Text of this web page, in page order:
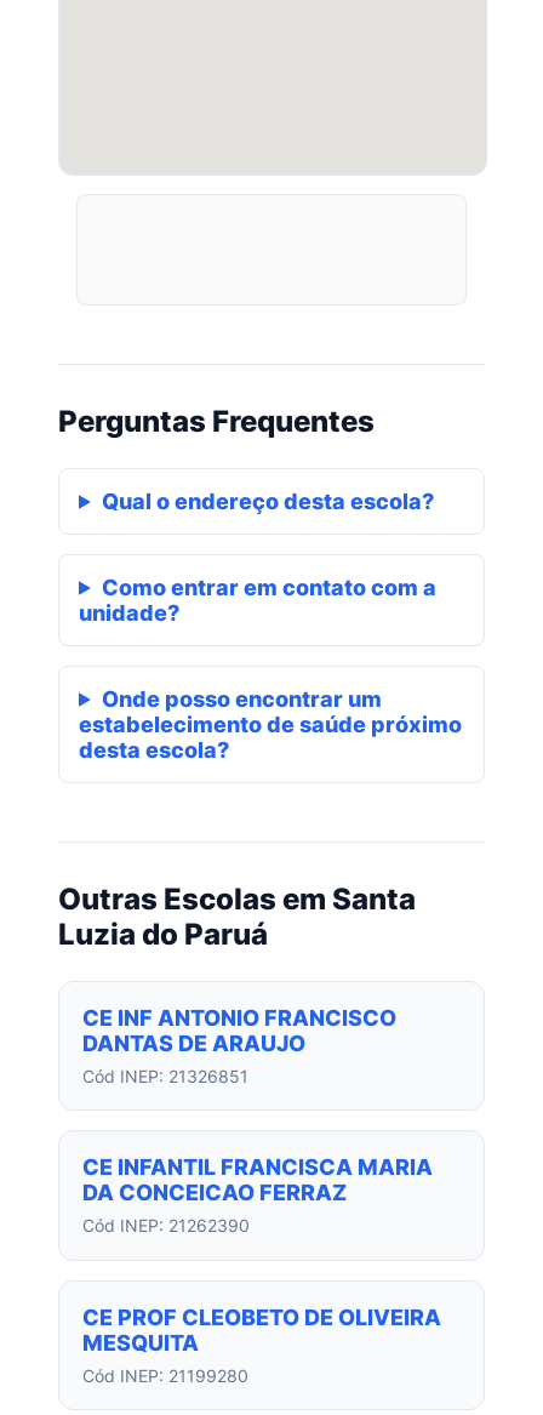
Perguntas Frequentes
Qual o endereço desta escola?
Como entrar em contato com a
unidade?
Onde posso encontrar um
estabelecimento de saúde próximo
desta escola?
Outras Escolas em Santa
Luzia do Paruá
CE INF ANTONIO FRANCISCO
DANTAS DE ARAUJO
Cód INEP: 21326851
CE INFANTIL FRANCISCA MARIA
DA CONCEICAO FERRAZ
Cód INEP: 21262390
CE PROF CLEOBETO DE OLIVEIRA
MESQUITA
Cód INEP: 21199280